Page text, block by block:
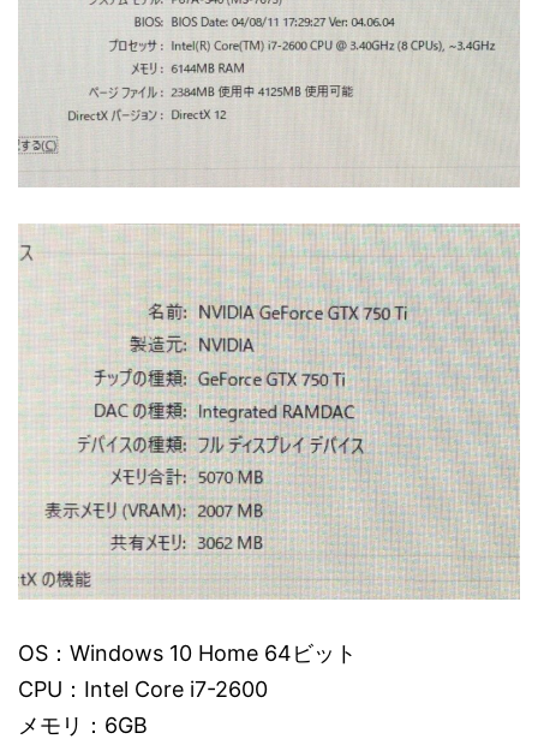
OS：Windows 10 Home 64ビット
CPU：Intel Core i7-2600
メモリ：6GB